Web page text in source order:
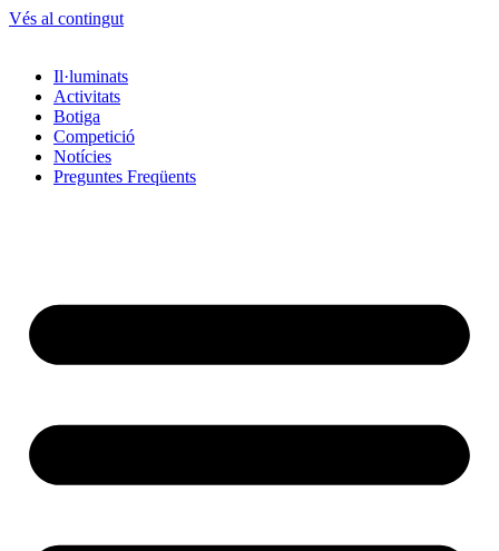
Vés al contingut
Il·luminats
Activitats
Botiga
Competició
Notícies
Preguntes Freqüents